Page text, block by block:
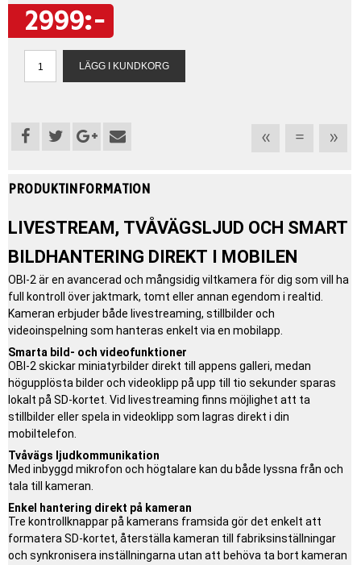
2999:-
« = »
PRODUKTINFORMATION
LIVESTREAM, TVÅVÄGSLJUD OCH SMART
BILDHANTERING DIREKT I MOBILEN
OBI-2 är en avancerad och mångsidig viltkamera för dig som vill ha
full kontroll över jaktmark, tomt eller annan egendom i realtid.
Kameran erbjuder både livestreaming, stillbilder och
videoinspelning som hanteras enkelt via en mobilapp.
Smarta bild- och videofunktioner
OBI-2 skickar miniatyrbilder direkt till appens galleri, medan
högupplösta bilder och videoklipp på upp till tio sekunder sparas
lokalt på SD-kortet. Vid livestreaming finns möjlighet att ta
stillbilder eller spela in videoklipp som lagras direkt i din
mobiltelefon.
Tvåvägs ljudkommunikation
Med inbyggd mikrofon och högtalare kan du både lyssna från och
tala till kameran.
Enkel hantering direkt på kameran
Tre kontrollknappar på kamerans framsida gör det enkelt att
formatera SD-kortet, återställa kameran till fabriksinställningar
och synkronisera inställningarna utan att behöva ta bort kameran